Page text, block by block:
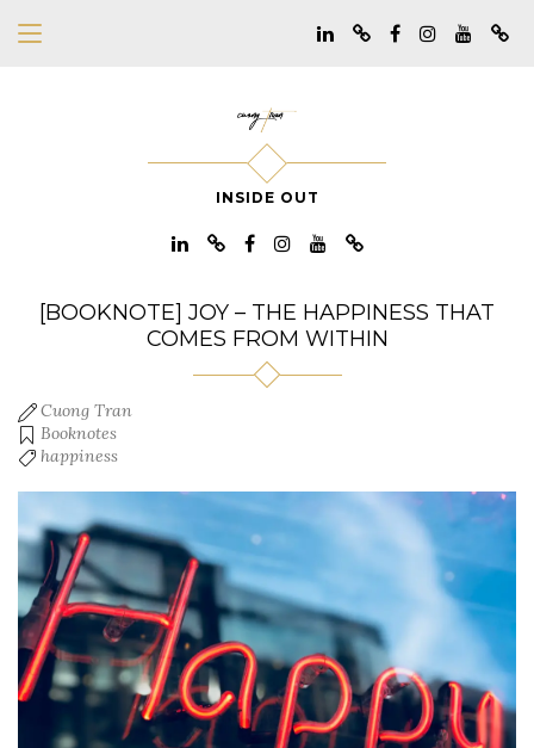
INSIDE OUT
[BOOKNOTE] JOY – THE HAPPINESS THAT
COMES FROM WITHIN
Cuong Tran
Booknotes
happiness